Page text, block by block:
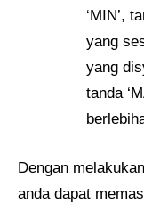
‘MIN’,
yang
yang
tanda
Dengan
anda dapat